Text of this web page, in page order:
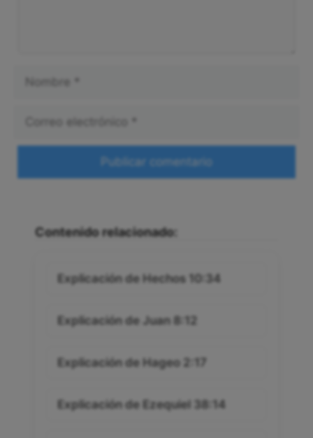
Contenido relacionado:
Explicación de Hechos 10:34
Explicación de Juan 8:12
Explicación de Hageo 2:17
Explicación de Ezequiel 38:14